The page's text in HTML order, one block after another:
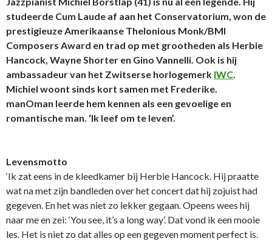
studeerde Cum Laude af aan het Conservatorium, won de
prestigieuze Amerikaanse Thelonious Monk/BMI
Composers Award en trad op met grootheden als Herbie
Hancock, Wayne Shorter en Gino Vannelli. Ook is hij
ambassadeur van het Zwitserse horlogemerk IWC.
Michiel woont sinds kort samen met Frederike.
manOman leerde hem kennen als een gevoelige en
romantische man. ‘Ik leef om te leven’.
Levensmotto
‘Ik zat eens in de kleedkamer bij Herbie Hancock. Hij praatte
wat na met zijn bandleden over het concert dat hij zojuist had
gegeven. En het was niet zo lekker gegaan. Opeens wees hij
naar me en zei: ‘You see, it’s a long way’. Dat vond ik een mooie
les. Het is niet zo dat alles op een gegeven moment perfect is.